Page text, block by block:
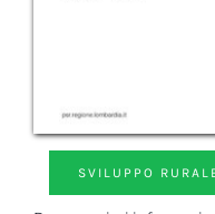
SVILUPPO